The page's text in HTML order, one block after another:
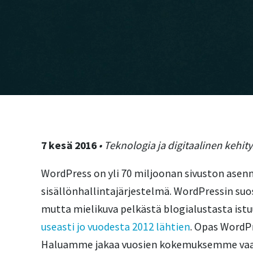
7 kesä 2016 • Teknologia ja digitaalinen
WordPress on yli 70 miljoonan sivuston
sisällönhallintajärjestelmä. WordPressin
mutta mielikuva pelkästä blogialustasta
useasti jo vuodesta 2012 lähtien. Opas
Haluamme jakaa vuosien kokemuksemme